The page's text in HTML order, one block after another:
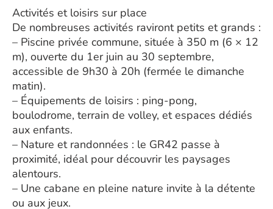
Activités et loisirs sur place
De nombreuses activités raviront petits et grands :
– Piscine privée commune, située à 350 m (6 × 12
m), ouverte du 1er juin au 30 septembre,
accessible de 9h30 à 20h (fermée le dimanche
matin).
– Équipements de loisirs : ping-pong,
boulodrome, terrain de volley, et espaces dédiés
aux enfants.
– Nature et randonnées : le GR42 passe à
proximité, idéal pour découvrir les paysages
alentours.
– Une cabane en pleine nature invite à la détente
ou aux jeux.